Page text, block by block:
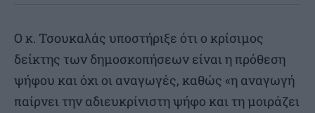
Ο κ. Τσουκαλάς υποστήριξε ότι ο κρίσιμος
δείκτης των δημοσκοπήσεων είναι η πρόθεση
ψήφου και όχι οι αναγωγές, καθώς «η αναγωγή
παίρνει την αδιευκρίνιστη ψήφο και τη μοιράζει